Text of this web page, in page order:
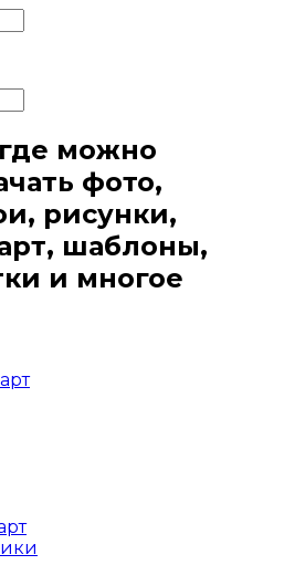
можно
фото,
рисунки,
шаблоны,
и многое